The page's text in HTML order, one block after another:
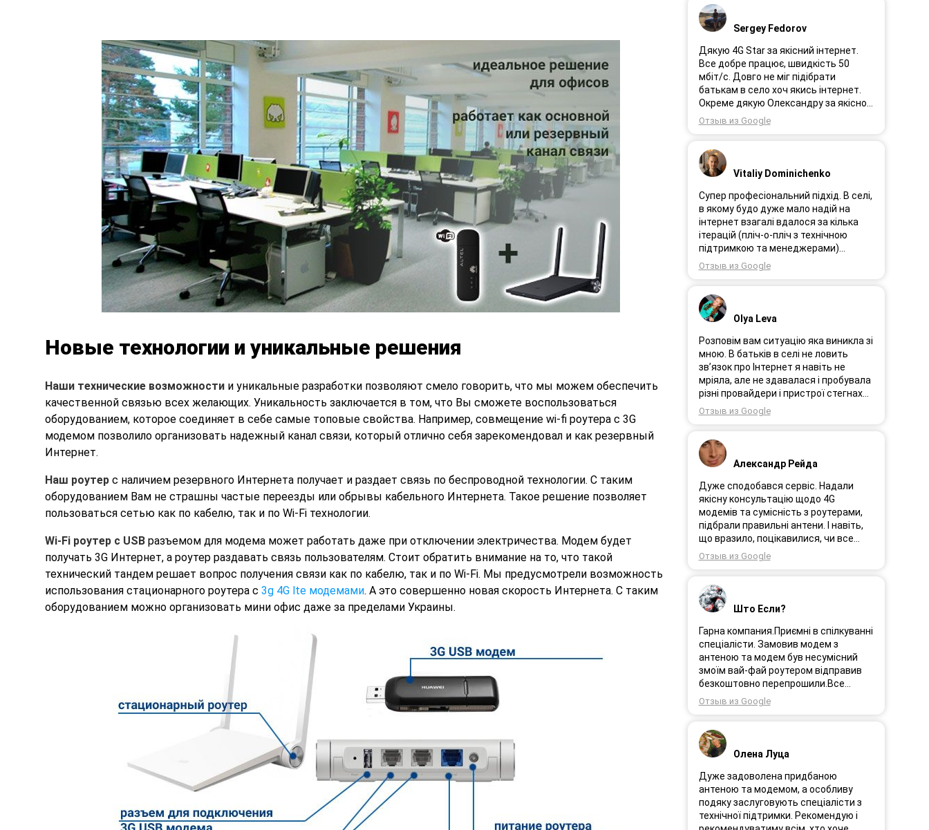
Новые технологии и уникальные решения
Наши технические возможностии уникальные разработки позволяют смело говорить, что мы можем обеспечить
качественной связью всех желающих. Уникальность заключается в том, что Вы сможете воспользоваться
оборудованием, которое соединяет в себе самые топовые свойства. Например, совмещение wi-fi роутера с 3G
модемом позволило организовать надежный канал связи, который отлично себя зарекомендовал и как резервный
Интернет.
Наш роутерс наличием резервного Интернета получает и раздает связь по беспроводной технологии. С таким
оборудованием Вам не страшны частые переезды или обрывы кабельного Интернета. Такое решение позволяет
пользоваться сетью как по кабелю, так и по Wi-Fi технологии.
Wi-Fi роутер с USBразъемом для модема может работать даже при отключении электричества. Модем будет
получать 3G Интернет, а роутер раздавать связь пользователям. Стоит обратить внимание на то, что такой
технический тандем решает вопрос получения связи как по кабелю, так и по Wi-Fi. Мы предусмотрели возможность
использования стационарного роутера c 3g 4G lte модемами. А это совершенно новая скорость Интернета. С таким
оборудованием можно организовать мини офис даже за пределами Украины.
роки після покупки я не шкодую про
прийняте тоді рішення придбати
обладнання в компанії 3G star (зараз
4G star).
Sergey Fedorov
Дякую 4G Star за якісний інтернет.
Все добре працює, швидкість 50
мбіт/с. Довго не міг підібрати
батькам в село хоч якись інтернет.
Окреме дякую Олександру за якісно
підібране обладнання!
Отзыв из Google
Vitaliy Dominichenko
Супер професіональний підхід. В селі,
в якому будо дуже мало надій на
інтернет взагалі вдалося за кілька
ітерацій (пліч-о-пліч з технічною
підтримкою та менеджерами)
досягнути нереальної швидкості в
~20МБіт/с. Можна мріяти про більше,
результат, так як перші спроби
впиралися в максимум 4-5 МБіт/с.
Спробували усіх можливих
операторів, обертав десятки разів
антену, змінили один раз модем з
невеликою доплатою і вдалося
неможливе :) Дякую вам! Безумовно
вдячний і радий знайомству.
Отзыв из Google
Olya Leva
Розповім вам ситуацію яка виникла зі
мною. В батьків в селі не ловить
зв’язок про Інтернет я навіть не
мріяла, але не здавалася і пробувала
різні провайдери і пристрої стегнах
був дуже слабким або взагалі
відсутній. І ось я в Інтернеті побачила
підкорило це тестовий період 1 міс, я
вирішила спробувати ще раз.
Надіслала заявку зімною зв’язалася
менеджер Олеся дуже привітна
дівчина розповіла все детально і
порадила хороший пристрій.
Замовлення прийшло через день і я
поїхала встановлювати інтернет.
Олеся була на зв’язоку і все
допомагала. І ось інтернет працює як
вмісті все супер. Я дуже задоволена.
Дякую менеджеру Олесі яка
турботу. Дякую. Рекомендую .
Отзыв из Google
Александр Рейда
Дуже сподобався сервіс. Надали
якісну консультацію щодо 4G
модемів та сумісність з роутерами,
підбрали правильні антени. І навіть,
що вразило, поцікавилися, чи все
гаразд після впровадження
обладнання в експлуатацію та чи
Дуже рекомендую!
Отзыв из Google
Што Если?
Гарна компания.Приємні в спілкуванні
спеціалісти. Замовив модем з
антеною та модем був несумісний
змоїм вай-фай роутером відправив
безкоштовно перепрошили.Все
працює.
Отзыв из Google
Олена Луца
Дуже задоволена придбаною
антеною та модемом, а особливу
подяку заслуговують спеціалісти з
технічної підтримки. Рекомендую і